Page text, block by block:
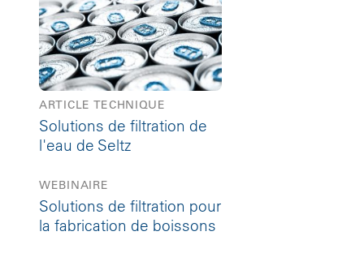
ARTICLE TECHNIQUE
Solutions de filtration de
l'eau de Seltz
WEBINAIRE
Solutions de filtration pour
la fabrication de boissons